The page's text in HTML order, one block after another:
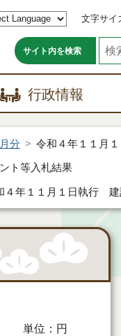
文字サイ
サイト内を検索
行政情報
分 令和４年１１月
ト等入札結果
４年１１月１日執行 建
単位：円